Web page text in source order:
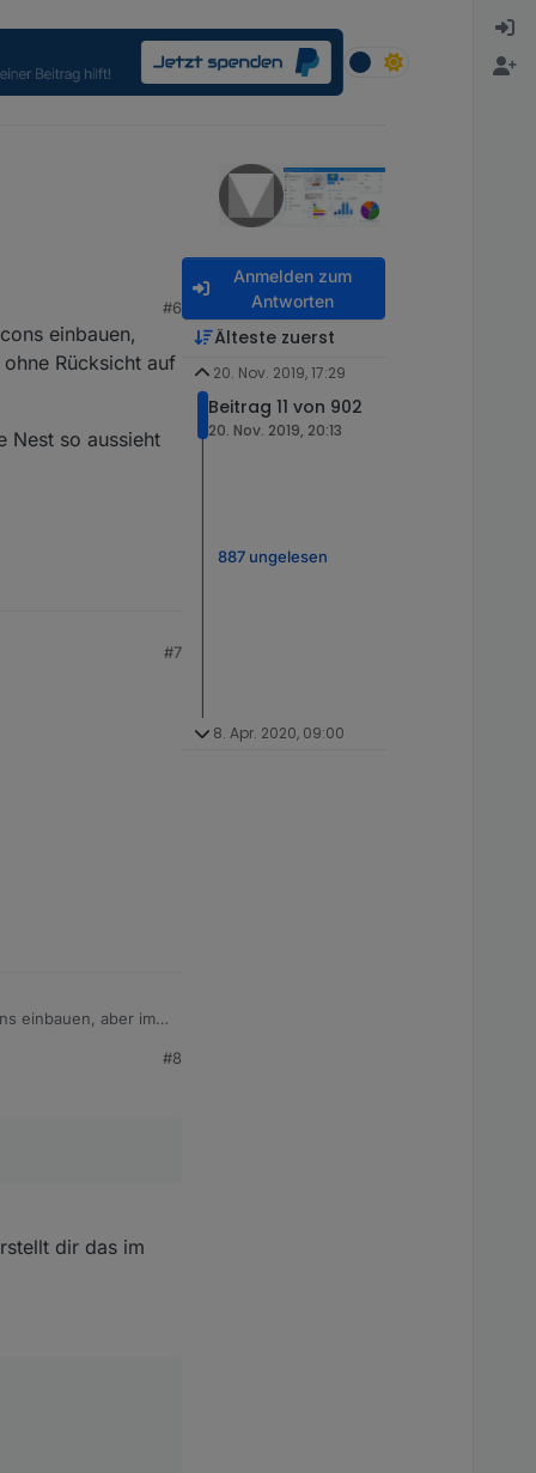
#6
einbauen,
Rücksicht auf
Nest so aussieht
#7
einbauen, aber im
#8
dir das im
Anmelden zum
Antworten
Älteste zuerst
20. Nov. 2019, 17:29
Beitrag 11 von 902
20. Nov. 2019, 20:13
887 ungelesen
8. Apr. 2020, 09:00